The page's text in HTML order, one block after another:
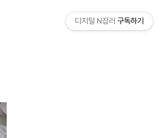
디지털 N잡러 구독하기